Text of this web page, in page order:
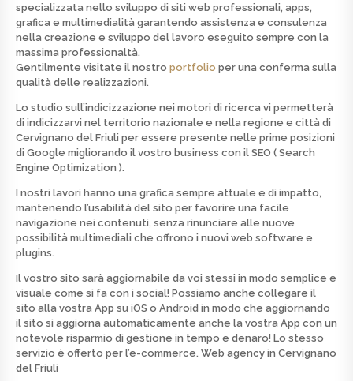
specializzata nello sviluppo di siti web professionali, apps,
grafica e multimedialità garantendo assistenza e consulenza
nella creazione e sviluppo del lavoro eseguito sempre con la
massima professionaltà.
Gentilmente visitate il nostro portfolio per una conferma sulla
qualità delle realizzazioni.
Lo studio sull’indicizzazione nei motori di ricerca vi permetterà
di indicizzarvi nel territorio nazionale e nella regione e città di
Cervignano del Friuli per essere presente nelle prime posizioni
di Google migliorando il vostro business con il SEO ( Search
Engine Optimization ).
I nostri lavori hanno una grafica sempre attuale e di impatto,
mantenendo l’usabilità del sito per favorire una facile
navigazione nei contenuti, senza rinunciare alle nuove
possibilità multimediali che offrono i nuovi web software e
plugins.
Il vostro sito sarà aggiornabile da voi stessi in modo semplice e
visuale come si fa con i social! Possiamo anche collegare il
sito alla vostra App su iOS o Android in modo che aggiornando
il sito si aggiorna automaticamente anche la vostra App con un
notevole risparmio di gestione in tempo e denaro! Lo stesso
servizio è offerto per l’e-commerce. Web agency in Cervignano
del Friuli